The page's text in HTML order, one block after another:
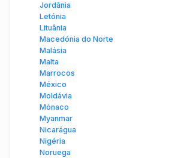
Jordânia
Letónia
Lituânia
Macedónia do Norte
Malásia
Malta
Marrocos
México
Moldávia
Mónaco
Myanmar
Nicarágua
Nigéria
Noruega